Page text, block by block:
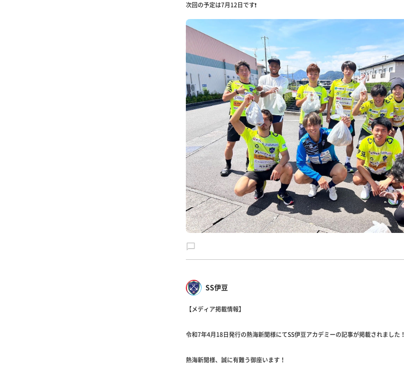
次回の予定は7月12日です❗️
SS伊豆
【メディア掲載情報】
令和7年4月18日発行の熱海新聞様にてSS伊豆アカデミーの記事が掲載されました！
熱海新聞様、誠に有難う御座います！